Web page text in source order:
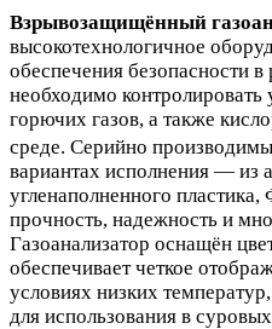
Взрывозащищённый
высокотехнологичное
обеспечения безопасности в
необходимо
горючих газов, а также
среде. Серийно
вариантах исполнения — из
угленаполненного
прочность, надежность и
Газоанализатор оснащён
обеспечивает четкое
условиях низких
для использования в